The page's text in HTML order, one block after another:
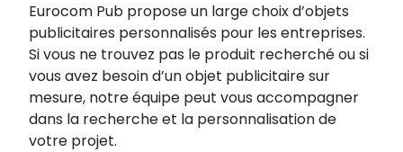
Eurocom Pub propose un large choix d’objets
publicitaires personnalisés pour les entreprises.
Si vous ne trouvez pas le produit recherché ou si
vous avez besoin d’un objet publicitaire sur
mesure, notre équipe peut vous accompagner
dans la recherche et la personnalisation de
votre projet.